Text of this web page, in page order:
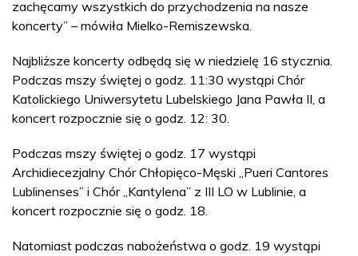
zachęcamy wszystkich do przychodzenia na nasze
koncerty” – mówiła Mielko-Remiszewska.
Najbliższe koncerty odbędą się w niedzielę 16 stycznia.
Podczas mszy świętej o godz. 11:30 wystąpi Chór
Katolickiego Uniwersytetu Lubelskiego Jana Pawła II, a
koncert rozpocznie się o godz. 12: 30.
Podczas mszy świętej o godz. 17 wystąpi
Archidiecezjalny Chór Chłopięco-Męski „Pueri Cantores
Lublinenses” i Chór „Kantylena” z III LO w Lublinie, a
koncert rozpocznie się o godz. 18.
Natomiast podczas nabożeństwa o godz. 19 wystąpi